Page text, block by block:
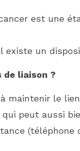
est une
existe un
de liaison ?
maintenir le
qui peut aussi
(téléphone